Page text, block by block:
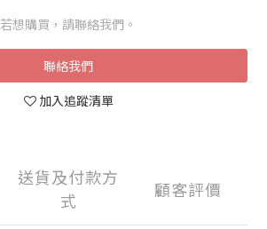
若想購買，請聯絡我們。
聯絡我們
加入追蹤清單
送貨及付款方
式
顧客評價